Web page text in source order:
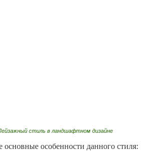
стиль в ландшафтном дизайне
особенности данного стиля: